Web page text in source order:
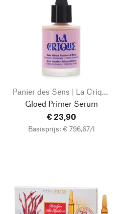
Panier des Sens | La Crique
Gloed Primer Serum
€ 23,90
Basisprijs: € 796,67/l